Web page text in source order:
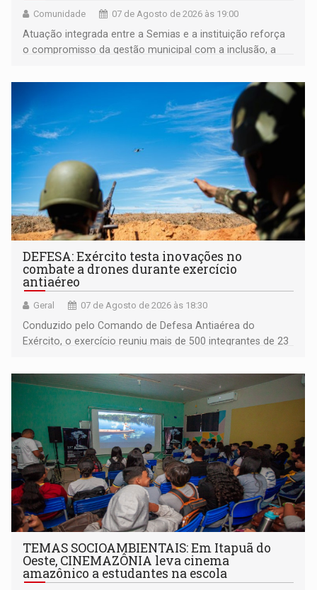
Comunidade 07 de Agosto de 2026 às 19:00
Atuação integrada entre a Semias e a instituição reforça
o compromisso da gestão municipal com a inclusão, a
DEFESA: Exército testa inovações no
combate a drones durante exercício
antiaéreo
Geral 07 de Agosto de 2026 às 18:30
Conduzido pelo Comando de Defesa Antiaérea do
Exército, o exercício reuniu mais de 500 integrantes de 23
TEMAS SOCIOAMBIENTAIS: Em Itapuã do
Oeste, CINEMAZÔNIA leva cinema
amazônico a estudantes na escola